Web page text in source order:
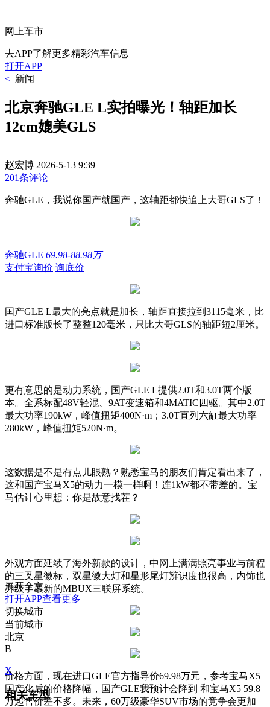
网上车市
去APP了解更多精彩汽车信息
打开APP
< 新闻
北京奔驰GLE L实拍曝光！轴距加长
12cm媲美GLS
赵宏博 2026-5-13 9:39
201条评论
奔驰GLE，我说你国产就国产，这轴距都快追上大哥GLS了！
奔驰GLE 69.98-88.98万
支付宝询价 询底价
国产GLE L最大的亮点就是加长，轴距直接拉到3115毫米，比
进口标准版长了整整120毫米，只比大哥GLS的轴距短2厘米。
更有意思的是动力系统，国产GLE L提供2.0T和3.0T两个版
本。全系标配48V轻混、9AT变速箱和4MATIC四驱。其中2.0T
最大功率190kW，峰值扭矩400N·m；3.0T直列六缸最大功率
280kW，峰值扭矩520N·m。
这数据是不是有点儿眼熟？熟悉宝马的朋友们肯定看出来了，
这和国产宝马X5的动力一模一样啊！连1kW都不带差的。宝
马估计心里想：你是故意找茬？
外观方面延续了海外新款的设计，中网上满满照亮事业与前程
的三叉星徽标，双星徽大灯和星形尾灯辨识度也很高，内饰也
升级了最新的MBUX三联屏系统。
价格方面，现在进口GLE官方指导价69.98万元，参考宝马X5
国产化后的价格降幅，国产GLE我预计会降到 和宝马X5 59.8
万起售价差不多。未来，60万级豪华SUV市场的竞争会更加
展开全文
打开APP查看更多
切换城市
当前城市
北京
B
X
相关车型